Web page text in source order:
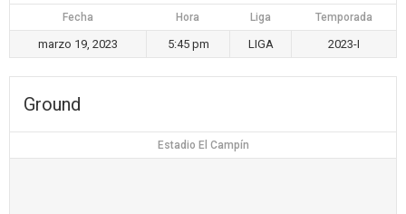
Fecha Hora Liga Temporada
marzo 19, 2023 5:45 pm LIGA 2023-I
Ground
Estadio El Campín